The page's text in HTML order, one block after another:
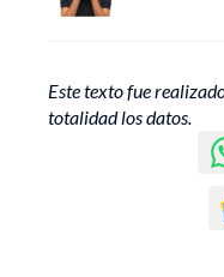
Este texto fue
totalidad los datos.